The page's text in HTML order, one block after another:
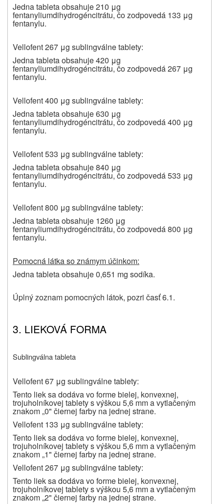
Jedna tableta obsahuje 210 μg
fentanyliumdihydrogéncitrátu, čo zodpovedá 133 μg
fentanylu.
Vellofent 267 μg sublingválne tablety:
Jedna tableta obsahuje 420 μg
fentanyliumdihydrogéncitrátu, čo zodpovedá 267 μg
fentanylu.
Vellofent 400 μg sublingválne tablety:
Jedna tableta obsahuje 630 μg
fentanyliumdihydrogéncitrátu, čo zodpovedá 400 μg
fentanylu.
Vellofent 533 μg sublingválne tablety:
Jedna tableta obsahuje 840 μg
fentanyliumdihydrogéncitrátu, čo zodpovedá 533 μg
fentanylu.
Vellofent 800 μg sublingválne tablety:
Jedna tableta obsahuje 1260 μg
fentanyliumdihydrogéncitrátu, čo zodpovedá 800 μg
fentanylu.
Pomocná látka so známym účinkom:
Jedna tableta obsahuje 0,651 mg sodíka.
Úplný zoznam pomocných látok, pozri časť 6.1.
3. LIEKOVÁ FORMA
Sublingválna tableta
Vellofent 67 μg sublingválne tablety:
Tento liek sa dodáva vo forme bielej, konvexnej,
trojuholníkovej tablety s výškou 5,6 mm a vytlačeným
znakom „0" čiernej farby na jednej strane.
Vellofent 133 μg sublingválne tablety:
Tento liek sa dodáva vo forme bielej, konvexnej,
trojuholníkovej tablety s výškou 5,6 mm a vytlačeným
znakom „1" čiernej farby na jednej strane.
Vellofent 267 μg sublingválne tablety:
Tento liek sa dodáva vo forme bielej, konvexnej,
trojuholníkovej tablety s výškou 5,6 mm a vytlačeným
znakom „2" čiernej farby na jednej strane.